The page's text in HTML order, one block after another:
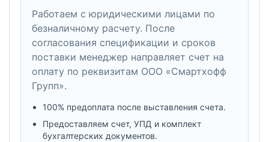
Работаем с юридическими лицами по
безналичному расчету. После
согласования спецификации и сроков
поставки менеджер направляет счет на
оплату по реквизитам ООО «Смартхофф
Групп».
100% предоплата после выставления счета.
Предоставляем счет, УПД и комплект
бухгалтерских документов.